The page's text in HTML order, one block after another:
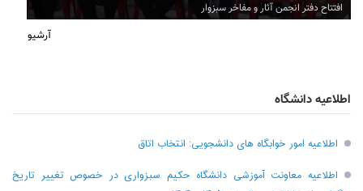
افتتاح دفتر انجمن آثار و مفاخر سبزوار
آرشیو
اطلاعیه دانشگاه
اطلاعیه امور خوابگاه های دانشجویی: انتخاب اتاق
اطلاعیه معاونت آموزشی دانشگاه حکیم سبزواری در خصوص تغییر تاریخ